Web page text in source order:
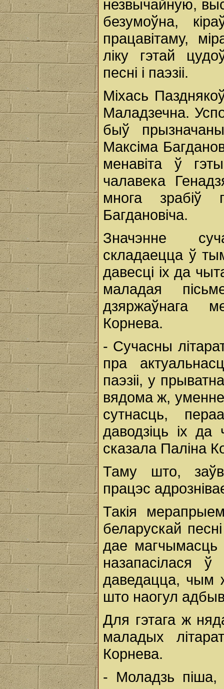
незвычайную,
безумоўна,
працавітаму,
ліку гэтай
песні і паэзіі.
Міхась
Маладзечна.
быў
Максіма
менавіта ў
чалавека
многа зрабіў
Багдановіча.
Значэнне
складаецца ў
давесці іх да
маладая
дзяржаўнага
Корнева.
- Сучасны
пра
паэзіі, у
вядома ж, уменне
сутнасць,
даводзіць іх
сказала Паліна
Таму што,
працэс
Такія
беларускай
дае магчымасць
назапасілася
даведацца, чым
што наогул
Для гэтага ж
маладых
Корнева.
- Моладзь піша,